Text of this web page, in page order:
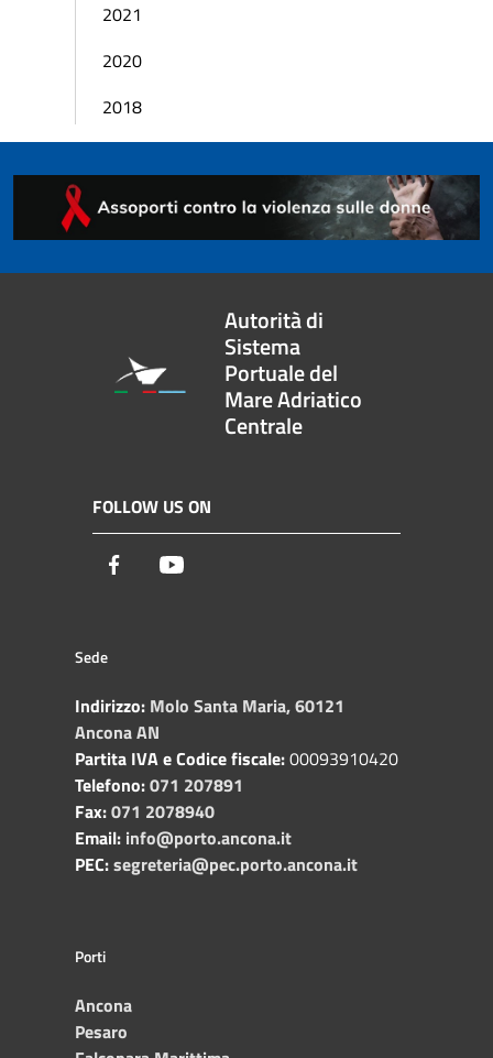
2021
2020
2018
Autorità di
Sistema
Portuale del
Mare Adriatico
Centrale
FOLLOW US ON
Facebook
Sede
Indirizzo: Molo Santa Maria, 60121
Ancona AN
Partita IVA e Codice fiscale:00093910420
Telefono:071 207891
Fax:071 2078940
Email: info@porto.ancona.it
PEC:segreteria@pec.porto.ancona.it
Porti
Ancona
Pesaro